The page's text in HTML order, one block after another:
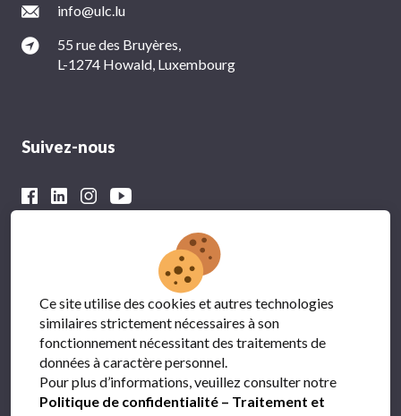
info@ulc.lu
55 rue des Bruyères,
L-1274 Howald, Luxembourg
Suivez-nous
Avec le soutien financier du
Ce site utilise des cookies et autres technologies
similaires strictement nécessaires à son
fonctionnement nécessitant des traitements de
données à caractère personnel.
Pour plus d’informations, veuillez consulter notre
Politique de confidentialité – Traitement et